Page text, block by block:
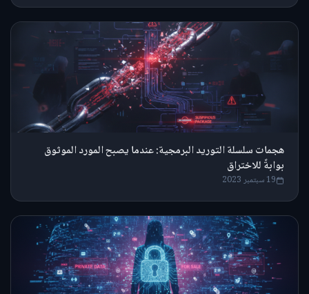
هجمات سلسلة التوريد البرمجية: عندما يصبح المورد الموثوق
بوابةً للاختراق
19 سبتمبر 2023